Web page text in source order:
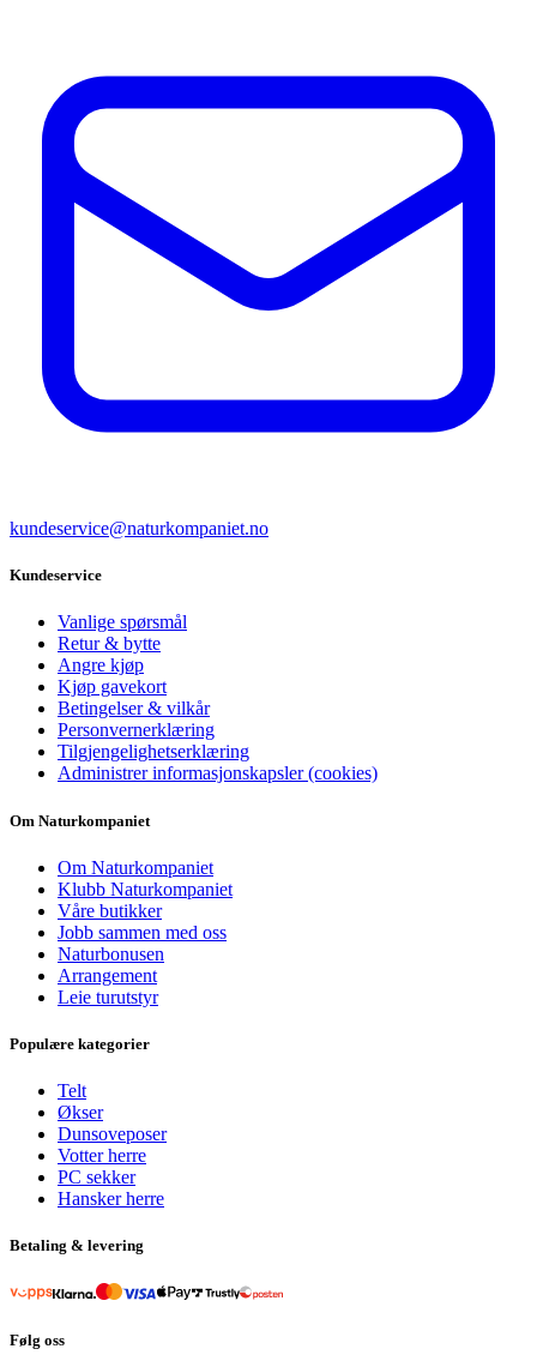
kundeservice@naturkompaniet.no
Kundeservice
Vanlige spørsmål
Retur & bytte
Angre kjøp
Kjøp gavekort
Betingelser & vilkår
Personvernerklæring
Tilgjengelighetserklæring
Administrer informasjonskapsler (cookies)
Om Naturkompaniet
Om Naturkompaniet
Klubb Naturkompaniet
Våre butikker
Jobb sammen med oss
Naturbonusen
Arrangement
Leie turutstyr
Populære kategorier
Telt
Økser
Dunsoveposer
Votter herre
PC sekker
Hansker herre
Betaling & levering
Følg oss